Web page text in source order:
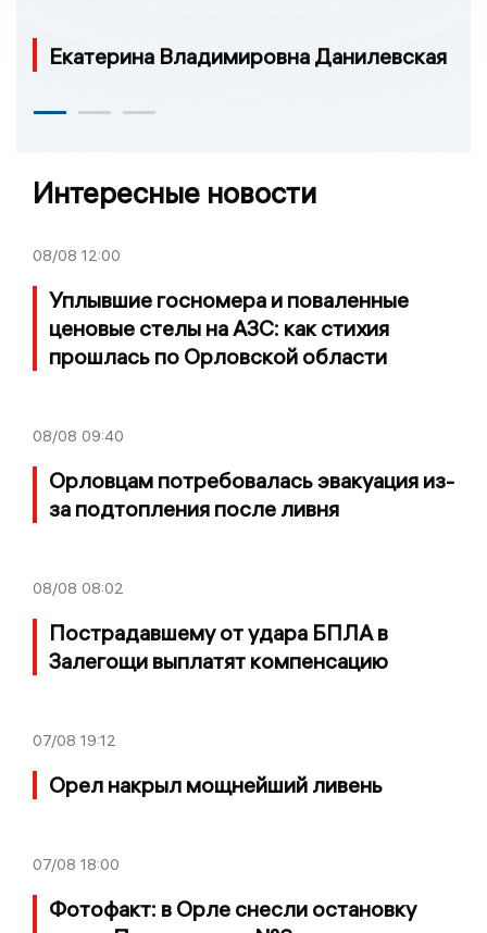
Екатерина Владимировна Данилевская
Интересные новости
08/08 12:00
Уплывшие госномера и поваленные
ценовые стелы на АЗС: как стихия
прошлась по Орловской области
08/08 09:40
Орловцам потребовалась эвакуация из-
за подтопления после ливня
08/08 08:02
Пострадавшему от удара БПЛА в
Залегощи выплатят компенсацию
07/08 19:12
Орел накрыл мощнейший ливень
07/08 18:00
Фотофакт: в Орле снесли остановку